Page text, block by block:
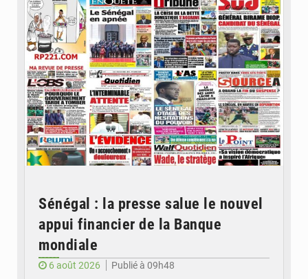
Sénégal : la presse salue le nouvel
appui financier de la Banque
mondiale
6 août 2026
Publié à 09h48